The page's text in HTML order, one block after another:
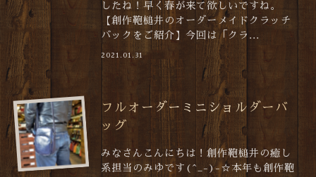
したね！早く春が来て欲しいですね。
【創作鞄槌井のオーダーメイドクラッチ
バックをご紹介】今回は「クラ...
2021.01.31
フルオーダーミニショルダーバ
ッグ
みなさんこんにちは！創作鞄槌井の癒し
系担当のみゆです(^_-)-☆本年も創作鞄